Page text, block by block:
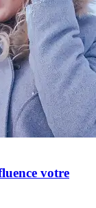
votre